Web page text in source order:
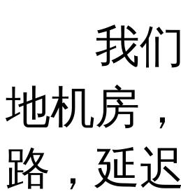
我们
地机房
路，延